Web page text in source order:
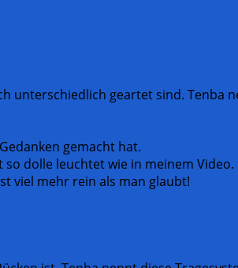
unterschiedlich geartet sind. Tenba
gemacht hat.
dolle leuchtet wie in meinem Video.
viel mehr rein als man glaubt!